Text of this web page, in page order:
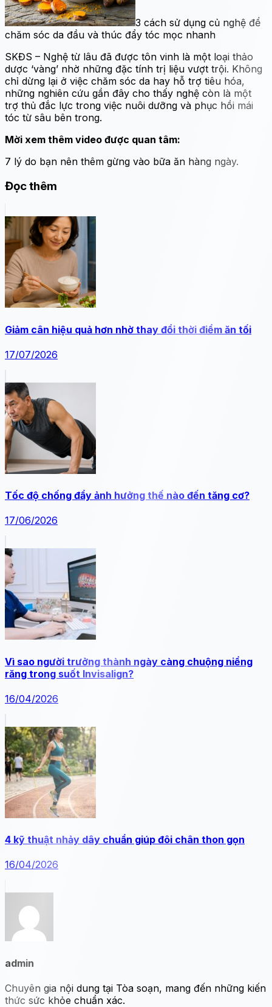
3 cách sử dụng củ nghệ để
chăm sóc da đầu và thúc đẩy tóc mọc nhanh
SKĐS – Nghệ từ lâu đã được tôn vinh là một loại thảo
dược ‘vàng’ nhờ những đặc tính trị liệu vượt trội. Không
chỉ dừng lại ở việc chăm sóc da hay hỗ trợ tiêu hóa,
những nghiên cứu gần đây cho thấy nghệ còn là một
trợ thủ đắc lực trong việc nuôi dưỡng và phục hồi mái
tóc từ sâu bên trong.
Mời xem thêm video được quan tâm:
7 lý do bạn nên thêm gừng vào bữa ăn hàng ngày.
Đọc thêm
Giảm cân hiệu quả hơn nhờ thay đổi thời điểm ăn tối
17/07/2026
Tốc độ chống đẩy ảnh hưởng thế nào đến tăng cơ?
17/06/2026
Vì sao người trưởng thành ngày càng chuộng niềng
răng trong suốt Invisalign?
16/04/2026
4 kỹ thuật nhảy dây chuẩn giúp đôi chân thon gọn
16/04/2026
admin
Chuyên gia nội dung tại Tòa soạn, mang đến những kiến
thức sức khỏe chuẩn xác.